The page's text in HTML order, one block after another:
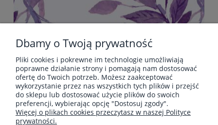
POMOC
PŁATNOŚCI I DOSTAWA
Dbamy o Twoją prywatność
Pliki cookies i pokrewne im technologie umożliwiają
poprawne działanie strony i pomagają nam dostosować
ofertę do Twoich potrzeb. Możesz zaakceptować
wykorzystanie przez nas wszystkich tych plików i przejść
do sklepu lub dostosować użycie plików do swoich
preferencji, wybierając opcję "Dostosuj zgody".
Więcej o plikach cookies przeczytasz w naszej Polityce
prywatności.